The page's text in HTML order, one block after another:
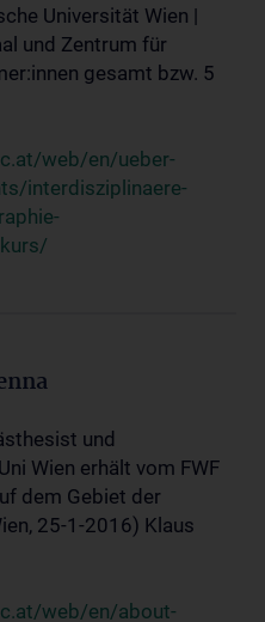
Universität Wien |
und Zentrum für
gesamt bzw. 5
web/en/ueber-
interdisziplinaere-
und
Wien erhält vom FWF
dem Gebiet der
25-1-2016) Klaus
web/en/about-